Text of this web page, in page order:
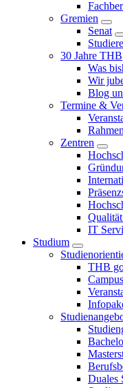
Gremien
Senat
30 Jahre THB
Was
Wir
Blog
Termine &
Zentren
IT
Studium
THB
Duales